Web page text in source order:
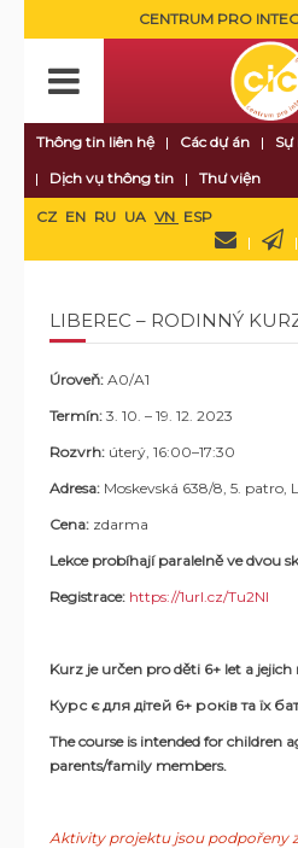
CENTRUM PRO
Thông tin liên hệ Các dự án
Dịch vụ thông tin
Thư viện
CZ EN RU UA VN ESP
LIBEREC – RODINNÝ
Úroveň: A0/A1
Termín: 3. 10. – 19. 12. 2023
Rozvrh: úterý, 16:00–17:30
Adresa: Moskevská 638/8, 5. patro,
Cena: zdarma
Lekce probíhají paralelně ve dvou
Registrace: https://1url.cz/Tu2NI
Kurz je určen pro děti 6+ let a
Курс є для дітей 6+ років та їх
The course is intended for children
parents/family members.
Aktivity projektu jsou podpořeny